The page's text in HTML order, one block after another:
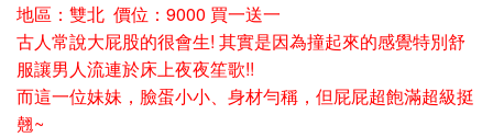
地區：雙北 價位：9000 買一送一
古人常說大屁股的很會生! 其實是因為撞起來的感覺特別舒
服讓男人流連於床上夜夜笙歌!!
而這一位妹妹，臉蛋小小、身材勻稱，但屁屁超飽滿超級挺
翹~